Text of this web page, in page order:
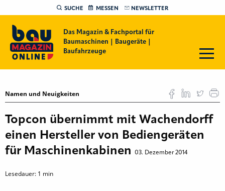
SUCHE MESSEN NEWSLETTER
Das Magazin & Fachportal für
Baumaschinen | Baugeräte |
Baufahrzeuge
Namen und Neuigkeiten
Topcon übernimmt mit Wachendorff
einen Hersteller von Bediengeräten
für Maschinenkabinen
03. Dezember 2014
Lesedauer: 1 min